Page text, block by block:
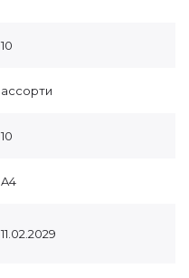
10
ассорти
10
A4
11.02.2029